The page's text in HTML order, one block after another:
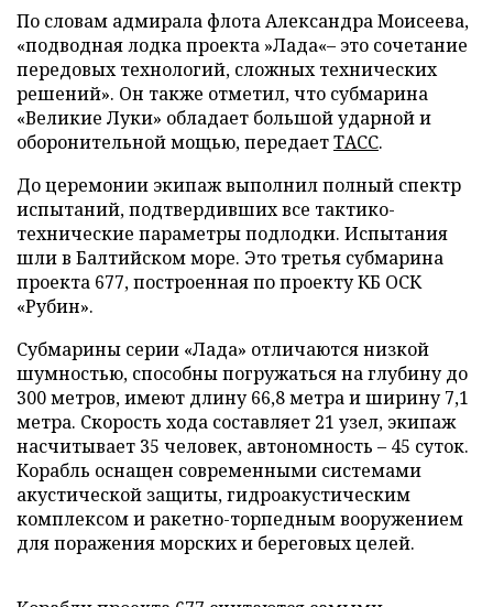
По словам адмирала флота Александра Моисеева,
«подводная лодка проекта »Лада«– это сочетание
передовых технологий, сложных технических
решений». Он также отметил, что субмарина
«Великие Луки» обладает большой ударной и
оборонительной мощью, передаетТАСС.
До церемонии экипаж выполнил полный спектр
испытаний, подтвердивших все тактико-
технические параметры подлодки. Испытания
шли в Балтийском море. Это третья субмарина
проекта 677, построенная по проекту КБ ОСК
«Рубин».
Субмарины серии «Лада» отличаются низкой
шумностью, способны погружаться на глубину до
300 метров, имеют длину 66,8 метра и ширину 7,1
метра. Скорость хода составляет 21 узел, экипаж
насчитывает 35 человек, автономность – 45 суток.
Корабль оснащен современными системами
акустической защиты, гидроакустическим
комплексом и ракетно-торпедным вооружением
для поражения морских и береговых целей.